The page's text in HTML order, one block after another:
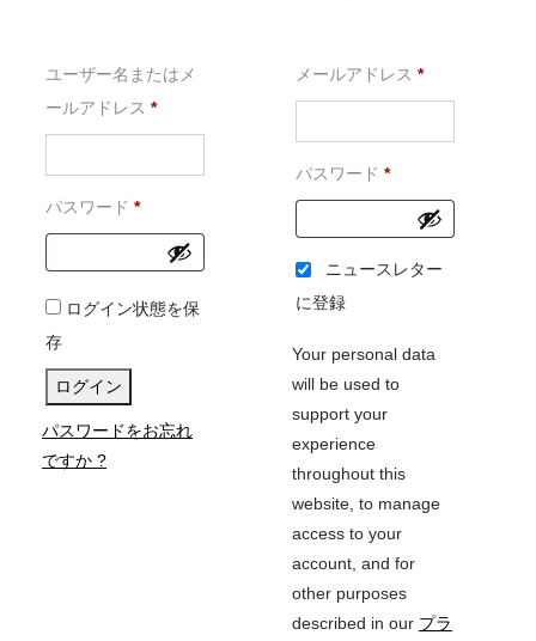
ユーザー名またはメ
ールアドレス *必
須
パスワード *必
須
ログイン状態を保
存
ログイン
パスワードをお忘れ
ですか ?
メールアドレス *必
須
パスワード *必
須
ニュースレター
に登録
Your personal data
will be used to
support your
experience
throughout this
website, to manage
access to your
account, and for
other purposes
described in our プラ